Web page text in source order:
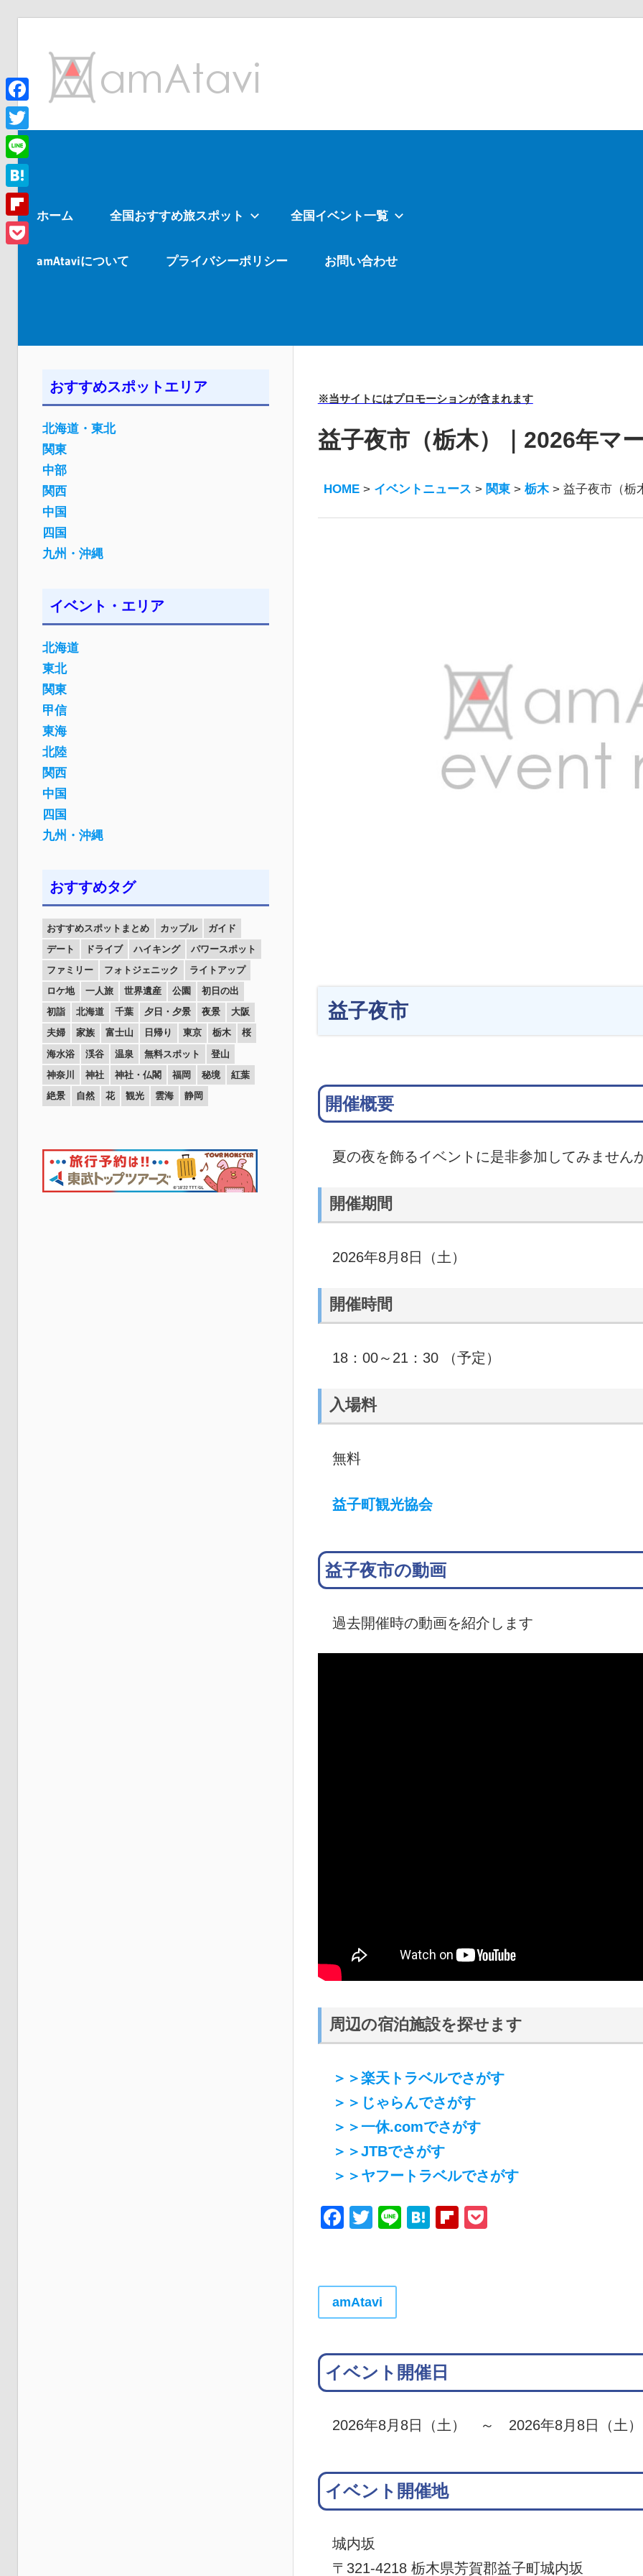
ン
ツ
へ
ス
キ
ッ
プ
を
旅
出
ホーム 全国おすすめ旅スポット 全国イベント一覧
amAtaviについて プライバシーポリシー お問い合わせ
※当サイトにはプロモーションが含まれます
益子夜市（栃木）｜2026年マ
HOME > イベントニュース > 関東 >栃木>益子夜市（栃
益子夜市
開催概要
夏の夜を飾るイベントに是非参加してみません
開催期間
2026年8月8日（土）
開催時間
18：00～21：30 （予定）
入場料
無料
益子町観光協会
益子夜市の動画
過去開催時の動画を紹介します
周辺の宿泊施設を探せます
＞＞楽天トラベルでさがす
＞＞じゃらんでさがす
＞＞一休.comでさがす
＞＞JTBでさがす
＞＞ヤフートラベルでさがす
Facebook
Twitter
LineHatenaFlipboard
amAtavi
イベント開催日
2026年8月8日（土） ～ 2026年8月8日（土）
イベント開催地
城内坂
〒321-4218 栃木県芳賀郡益子町城内坂
おすすめスポットエリア
北海道・東北
関東
中部
関西
中国
四国
九州・沖縄
イベント・エリア
北海道
東北
関東
甲信
東海
北陸
関西
中国
四国
九州・沖縄
おすすめタグ
おすすめスポットまとめ カップル
ガイド
デート
ドライブ ハイキング
パワースポット
ファミリー
フォトジェニック
ライトアップ
ロケ地
一人旅 世界遺産 公園
初日の出
初詣
北海道 千葉 夕日・夕景 夜景
大阪
夫婦
家族 富士山 日帰り 東京 栃木
桜
海水浴
渓谷 温泉 無料スポット
登山
神奈川
神社 神社・仏閣 福岡 秘境
紅葉
絶景
自然 花 観光 雲海 静岡
Facebook
Twitter
Line
Hatena
Flipboard
Pocket